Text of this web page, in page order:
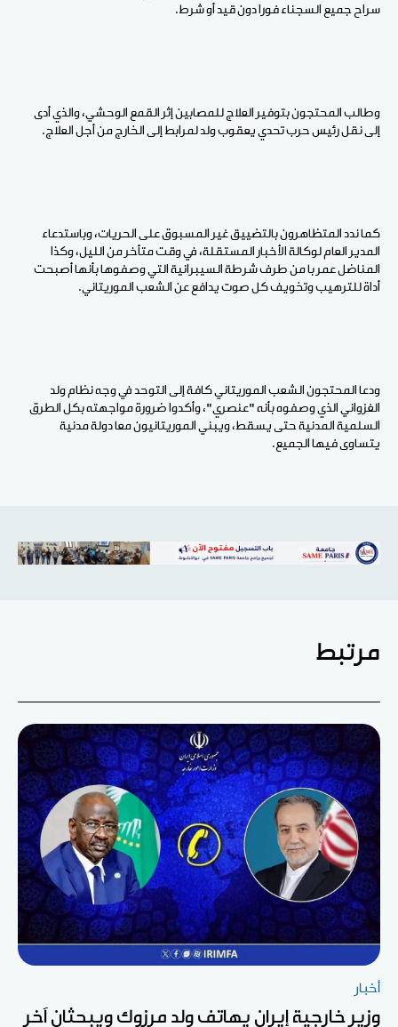
سراح جميع السجناء فورا دون قيد أو شرط.
وطالب المحتجون بتوفير العلاج للمصابين إثر القمع الوحشي، والذي أدى
إلى نقل رئيس حرب تحدي يعقوب ولد لمرابط إلى الخارج من أجل العلاج.
كما ندد المتظاهرون بالتضييق غير المسبوق على الحريات، وباستدعاء
المدير العام لوكالة الأخبار المستقلة، في وقت متأخر من الليل، وكذا
المناضل عمر با من طرف شرطة السيبرانية التي وصفوها بأنها أصبحت
أداة للترهيب وتخويف كل صوت يدافع عن الشعب الموريتاني.
ودعا المحتجون الشعب الموريتاني كافة إلى التوحد في وجه نظام ولد
الغزواني الذي وصفوه بأنه "عنصري"، وأكدوا ضرورة مواجهته بكل الطرق
السلمية المدنية حتى يسقط، ويبني الموريتانيون معا دولة مدنية
يتساوى فيها الجميع.
مرتبط
أخبار
وزير خارجية إيران يهاتف ولد مرزوك ويبحثان آخر